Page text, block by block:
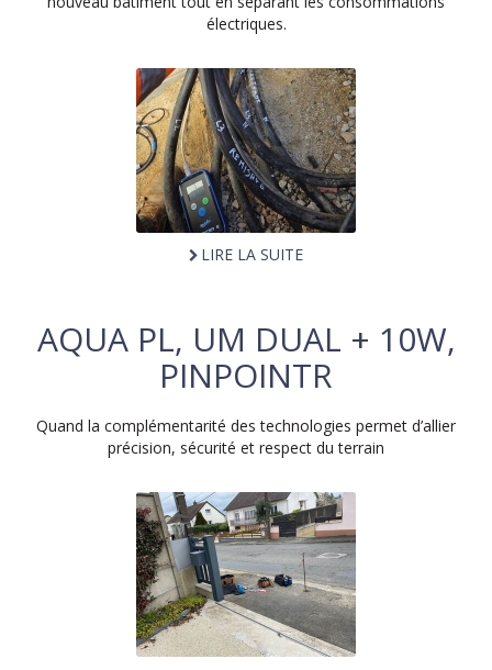
électriques.
LIRE LA SUITE
AQUA PL, UM DUAL + 10W,
PINPOINTR
Quand la complémentarité des technologies permet d’allier
précision, sécurité et respect du terrain